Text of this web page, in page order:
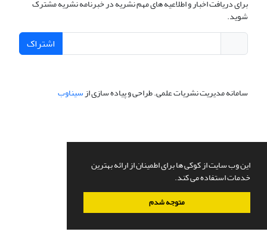
این وب سایت از کوکی ها برای اطمینان از ارائه بهترین
خدمات استفاده می کند.
متوجه شدم
برای دریافت اخبار و اطلاعیه های مهم نشریه در خبرنامه نشریه مشترک
شوید.
اشتراک
سامانه مدیریت نشریات علمی.طراحی و پیاده سازی ازسیناوب